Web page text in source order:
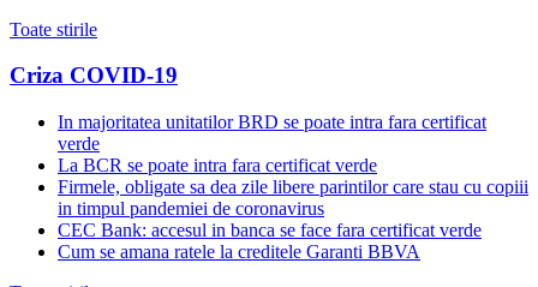
Toate stirile
Criza COVID-19
In majoritatea unitatilor BRD se poate intra fara certificat
verde
La BCR se poate intra fara certificat verde
Firmele, obligate sa dea zile libere parintilor care stau cu copiii
in timpul pandemiei de coronavirus
CEC Bank: accesul in banca se face fara certificat verde
Cum se amana ratele la creditele Garanti BBVA